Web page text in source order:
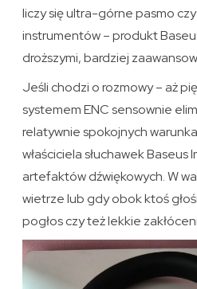
liczy się ultra-górne pasmo
instrumentów – produkt
droższymi, bardziej
Jeśli chodzi o rozmowy – aż
systemem ENC sensownie
relatywnie spokojnych
właściciela słuchawek Baseus
artefaktów dźwiękowych. W
wietrze lub gdy obok ktoś
pogłos czy też lekkie